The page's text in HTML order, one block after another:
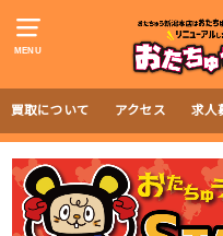
MENU
買取について アクセス 求人